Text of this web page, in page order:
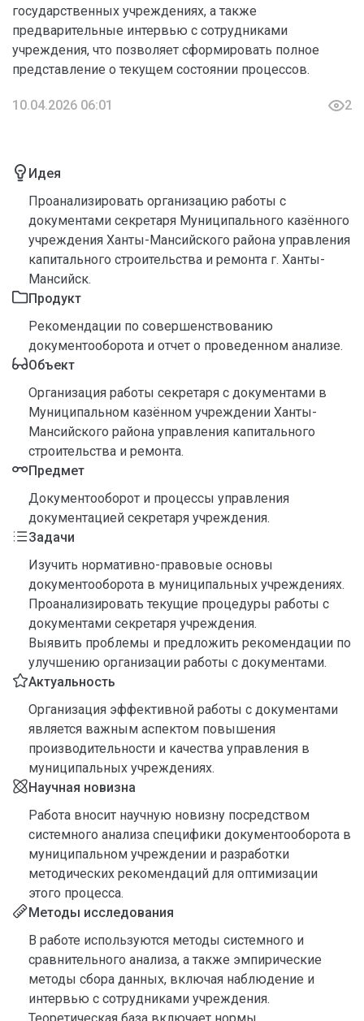
государственных учреждениях, а также
предварительные интервью с сотрудниками
учреждения, что позволяет сформировать полное
представление о текущем состоянии процессов.
10.04.2026 06:01 2
Идея
Проанализировать организацию работы с
документами секретаря Муниципального казённого
учреждения Ханты-Мансийского района управления
капитального строительства и ремонта г. Ханты-
Мансийск.
Продукт
Рекомендации по совершенствованию
документооборота и отчет о проведенном анализе.
Объект
Организация работы секретаря с документами в
Муниципальном казённом учреждении Ханты-
Мансийского района управления капитального
строительства и ремонта.
Предмет
Документооборот и процессы управления
документацией секретаря учреждения.
Задачи
Изучить нормативно-правовые основы
документооборота в муниципальных учреждениях.
Проанализировать текущие процедуры работы с
документами секретаря учреждения.
Выявить проблемы и предложить рекомендации по
улучшению организации работы с документами.
Актуальность
Организация эффективной работы с документами
является важным аспектом повышения
производительности и качества управления в
муниципальных учреждениях.
Научная новизна
Работа вносит научную новизну посредством
системного анализа специфики документооборота в
муниципальном учреждении и разработки
методических рекомендаций для оптимизации
этого процесса.
Методы исследования
В работе используются методы системного и
сравнительного анализа, а также эмпирические
методы сбора данных, включая наблюдение и
интервью с сотрудниками учреждения.